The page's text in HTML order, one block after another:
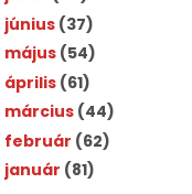
június (37)
május (54)
április (61)
március (44)
február (62)
január (81)